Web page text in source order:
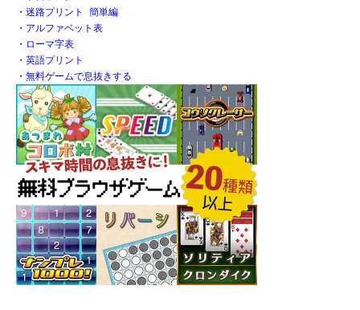
・ 迷路プリント 簡単編
・ アルファベット表
・ ローマ字表
・ 英語プリント
・ 無料ゲームで息抜きする